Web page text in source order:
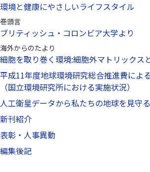
環境と健康にやさしいライフスタイル
巻頭言
ブリティッシュ・コロンビア大学より
海外からのたより
細胞を取り巻く環境:細胞外マトリックス
平成11年度地球環境研究総合推進費によ
（国立環境研究所における実施状況）
人工衛星データから私たちの地球を見守る
新刊紹介
表彰・人事異動
編集後記